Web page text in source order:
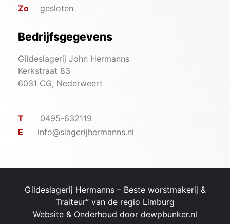
Zo
gesloten
Bedrijfsgegevens
Gildeslagerij John Hermanns
Kerkstraat 83
6031 CG, Nederweert
T
0495-632119
E
info@slagerijhermanns.nl
Gildeslagerij Hermanns – ​Beste worstmakerij &
Traiteur” van de regio Limburg
Website & Onderhoud door dewpbunker.nl